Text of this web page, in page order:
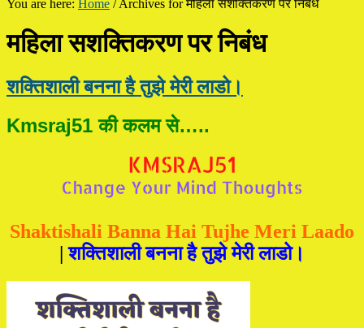
You are here: Home /Archives for महिला सशक्तिकरण पर निबंध
महिला सशक्तिकरण पर निबंध
शक्तिशाली बनना है तुझे मेरी लाडो।
Kmsraj51 की कलम से…..
Shaktishali Banna Hai Tujhe Meri Laado
|शक्तिशाली बनना है तुझे मेरी लाडो।